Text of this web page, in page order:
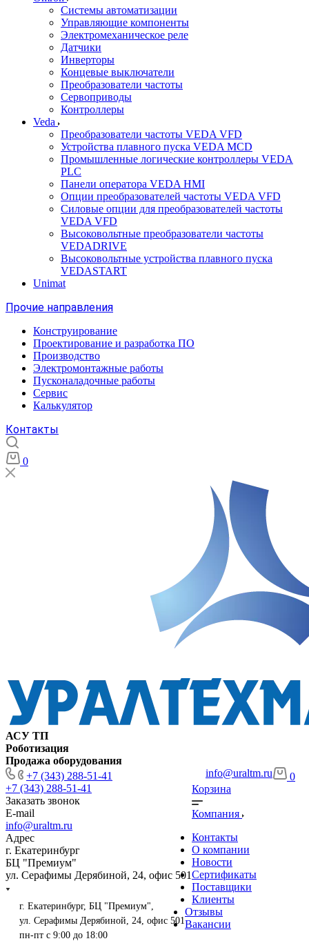
Системы автоматизации
Управляющие компоненты
Электромеханическое реле
Датчики
Инверторы
Концевые выключатели
Преобразователи частоты
Сервоприводы
Контроллеры
Veda
Преобразователи частоты VEDA VFD
Устройства плавного пуска VEDA MCD
Промышленные логические контроллеры VEDA
PLC
Панели оператора VEDA HMI
Опции преобразователей частоты VEDA VFD
Силовые опции для преобразователей частоты
VEDA VFD
Высоковольтные преобразователи частоты
VEDADRIVE
Высоковольтные устройства плавного пуска
VEDASTART
Unimat
Прочие направления
Конструирование
Проектирование и разработка ПО
Производство
Электромонтажные работы
Пусконаладочные работы
Сервис
Калькулятор
Контакты
0
АСУ ТП
Роботизация
Продажа оборудования
+7 (343) 288-51-41
+7 (343) 288-51-41
Заказать звонок
E-mail
info@uraltm.ru
Адрес
г. Екатеринбург
БЦ "Премиум"
ул. Серафимы Дерябиной, 24, офис 501
info@uraltm.ru
г. Екатеринбург, БЦ "Премиум",
ул. Серафимы Дерябиной, 24, офис 501
пн-пт с 9:00 до 18:00
0
Корзина
Компания
Контакты
О компании
Новости
Сертификаты
Поставщики
Клиенты
Отзывы
Вакансии